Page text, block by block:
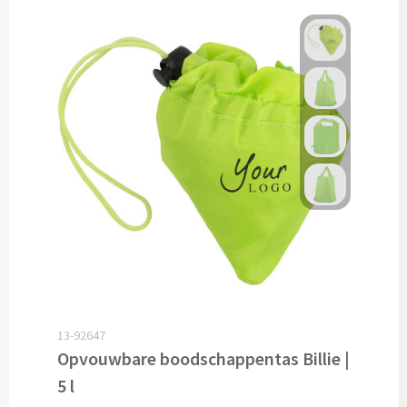
Dubbelwandige glazen bedrukken
Wijn- & Champagneglazen bedrukken
Bierglazen bedrukken
Wijnkaraffen bedrukken
Waterkaraffen bedrukken
Wijngeschenken bedrukken
13-92647
Opvouwbare boodschappentas Billie |
5 l